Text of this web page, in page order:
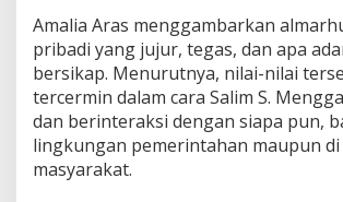
M
a
t
K
e
t
Amalia Aras menggambarkan
pribadi yang jujur, tegas, dan apa
bersikap. Menurutnya, nilai-nilai
tercermin dalam cara Salim S.
dan berinteraksi dengan siapa pun,
lingkungan pemerintahan maupun
masyarakat.